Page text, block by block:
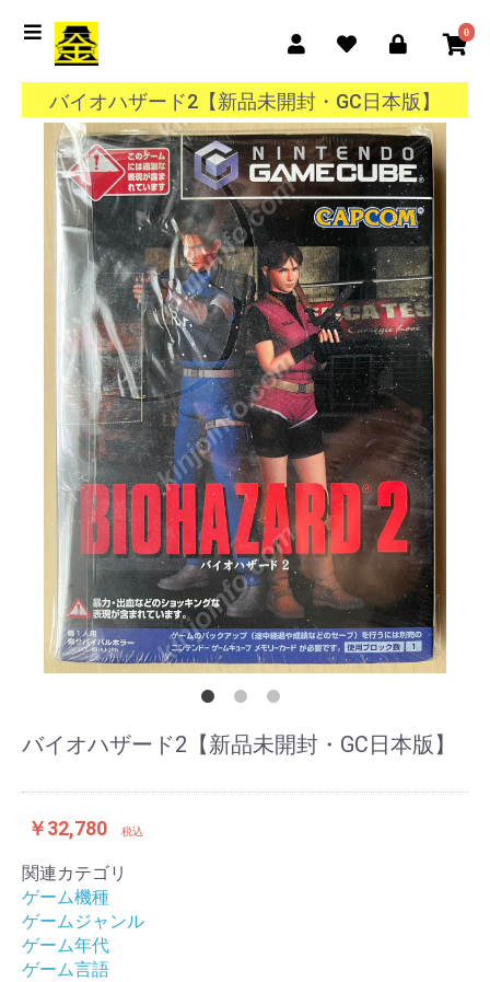
0
バイオハザード2【新品未開封・GC日本版】
バイオハザード2【新品未開封・GC日本版】
￥32,780 税込
関連カテゴリ
ゲーム機種
ゲームジャンル
ゲーム年代
ゲーム言語